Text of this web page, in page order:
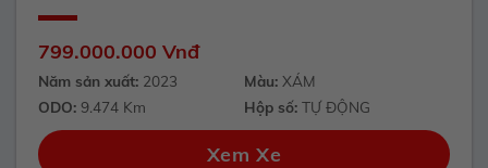
799.000.000 Vnđ
Năm sản xuất:2023 Màu: XÁM
ODO:9.474 Km Hộp số: TỰ ĐỘNG
Xem Xe